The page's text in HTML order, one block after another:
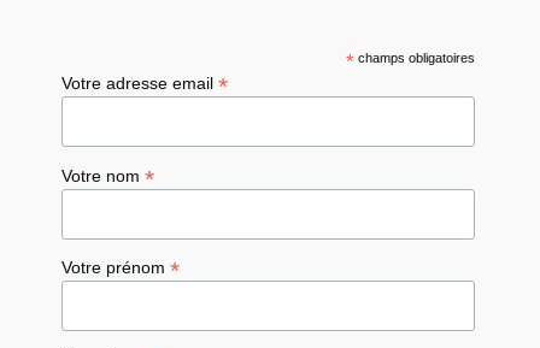
*champs obligatoires
Votre adresse email*
Votre nom*
Votre prénom*